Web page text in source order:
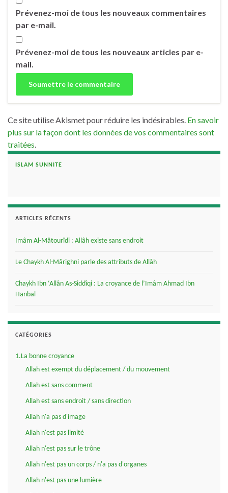
Prévenez-moi de tous les nouveaux commentaires
par e-mail.
Prévenez-moi de tous les nouveaux articles par e-
mail.
Ce site utilise Akismet pour réduire les indésirables. En savoir
plus sur la façon dont les données de vos commentaires sont
traitées
ISLAM SUNNITE
ARTICLES RÉCENTS
Imâm Al-Mâtourîdi : Allâh existe sans endroit
Le Chaykh Al-Mârighni parle des attributs de Allâh
Chaykh Ibn ‘Allân As-Siddîqi : La croyance de l’Imâm Ahmad Ibn
Hanbal
CATÉGORIES
1.La bonne croyance
Allah est exempt du déplacement / du mouvement
Allah est sans comment
Allah est sans endroit / sans direction
Allah n'a pas d'image
Allah n'est pas limité
Allah n'est pas sur le trône
Allah n'est pas un corps / n'a pas d'organes
Allah n'est pas une lumière